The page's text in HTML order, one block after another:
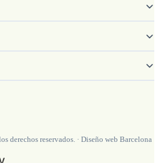
derechos reservados. · Diseño web Barcelona